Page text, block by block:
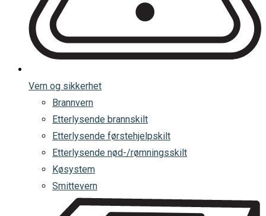
Vern og sikkerhet
Brannvern
Etterlysende brannskilt
Etterlysende førstehjelpskilt
Etterlysende nød-/rømningsskilt
Køsystem
Smittevern